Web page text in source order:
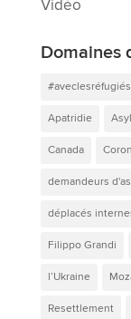
Vidéo
Domaines
#aveclesréfugiés
Apatridie
Canada
demandeurs
déplacés
Filippo Grandi
l’Ukraine
Resettlement